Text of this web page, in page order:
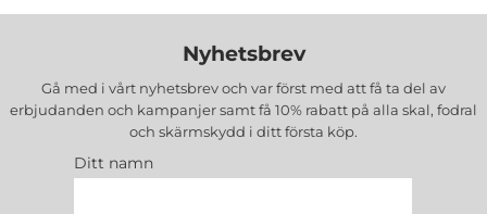
Nyhetsbrev
Gå med i vårt nyhetsbrev och var först med att få ta del av
erbjudanden och kampanjer samt få 10% rabatt på alla skal, fodral
och skärmskydd i ditt första köp.
Ditt namn